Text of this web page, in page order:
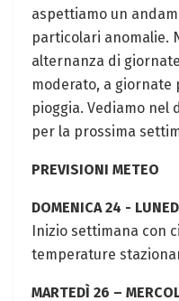
aspettiamo‌ un
particolari anomalie.
alternanza di
moderato, a⁣ giornate
pioggia. Vediamo nel
per la prossima
PREVISIONI METEO
DOMENICA‌ 24 ⁢-​
Inizio settimana con
temperature
MARTEDÌ 26 –